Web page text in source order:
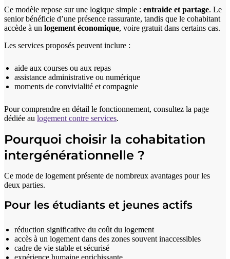
Ce modèle repose sur une logique simple : entraide et partage. Le
senior bénéficie d’une présence rassurante, tandis que le cohabitant
accède à un logement économique, voire gratuit dans certains cas.
Les services proposés peuvent inclure :
aide aux courses ou aux repas
assistance administrative ou numérique
moments de convivialité et compagnie
Pour comprendre en détail le fonctionnement, consultez la page
dédiée au logement contre services.
Pourquoi choisir la cohabitation
intergénérationnelle ?
Ce mode de logement présente de nombreux avantages pour les
deux parties.
Pour les étudiants et jeunes actifs
réduction significative du coût du logement
accès à un logement dans des zones souvent inaccessibles
cadre de vie stable et sécurisé
expérience humaine enrichissante